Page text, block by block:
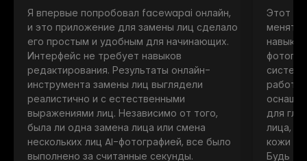
Я впервые попробовал facewapai онлайн,
и это приложение для замены лиц сделало
его простым и удобным для начинающих.
Интерфейс не требует навыков
редактирования. Результаты онлайн-
инструмента замены лиц выглядели
реалистично и с естественными
выражениями лиц. Независимо от того,
была ли одна замена лица или смена
нескольких лиц AI-фотографией, все было
выполнено за считанные секунды.
Этот
менять
для
лица,
кожи и
Будь